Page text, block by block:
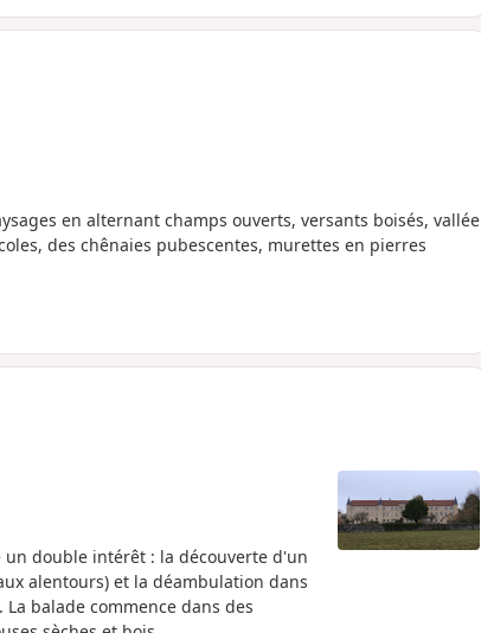
en alternant champs ouverts, versants boisés, vallée
des chênaies pubescentes, murettes en pierres
double intérêt : la découverte d'un
alentours) et la déambulation dans
balade commence dans des